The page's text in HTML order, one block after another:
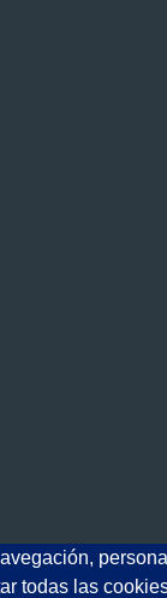
todas las
los derechos